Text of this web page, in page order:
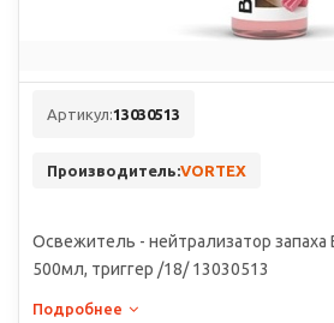
Артикул:13030513
Производитель:VORTEX
Освежитель - нейтрализатор запаха
500мл, триггер /18/ 13030513
Подробнее